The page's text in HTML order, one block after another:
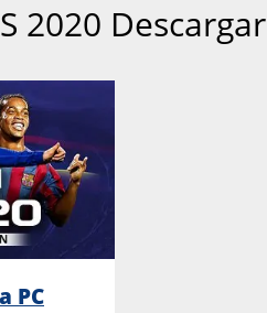
2020 Descargar
PC